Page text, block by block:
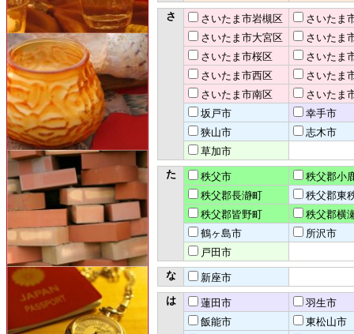
さ
さいたま市岩槻区
さいたま
さいたま市大宮区
さいたま
さいたま市桜区
さいたま
さいたま市西区
さいたま
さいたま市南区
さいたま
坂戸市
幸手市
狭山市
志木市
草加市
た
秩父市
秩父郡小
秩父郡長瀞町
秩父郡東
秩父郡皆野町
秩父郡横
鶴ヶ島市
所沢市
戸田市
な
新座市
は
蓮田市
羽生市
飯能市
東松山市